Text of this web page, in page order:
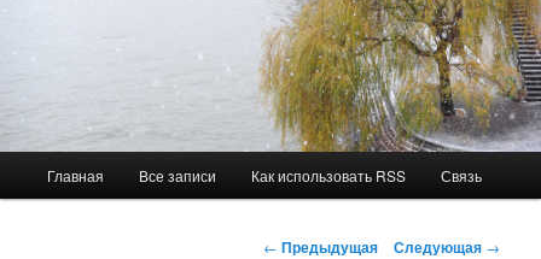
Главная Все записи Как использовать RSS Связь
Навигация
← Предыдущая Следующая →